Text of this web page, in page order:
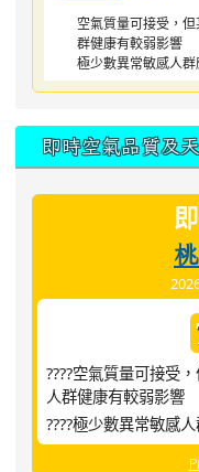
空氣質量可接受，
群健康有較弱影響
極少數異常敏感人
即時空氣品質及
????空氣質量可接受
人群健康有較弱影響
????極少數異常敏感